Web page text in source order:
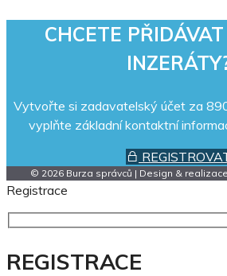
CHCETE
Vytvořte si zadavatelský účet za
vyplňte základní kontaktní
© 2026 Burza správců | Design & realizace
Registrace
REGISTRACE